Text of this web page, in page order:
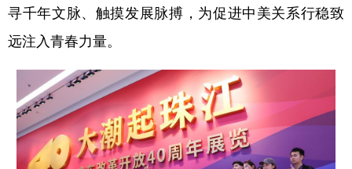
黔南 黔西南
地方频道
北京 天津 河北 山西
辽宁 吉林 上海 江苏
寻千年文脉、触摸发展脉搏，为促进中美关系行稳致
远注入青春力量。